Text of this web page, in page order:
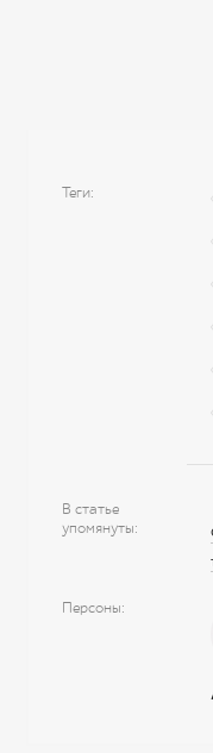
Теги
В статье
упомянуты
Персоны